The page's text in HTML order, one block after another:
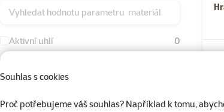
Souhlas s cookies
Proč potřebujeme váš souhlas? Například k tomu,
Vyhledat hodnotu parametru materiál
Aktivní uhlí
0
Duté vlákno
Dřevo
4